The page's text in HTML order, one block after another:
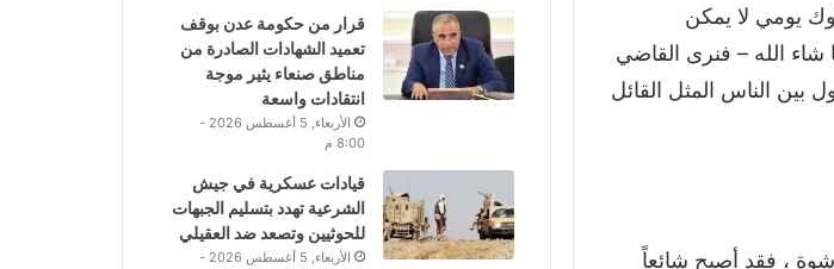
يومي لا يمكن
شاء الله – فنرى القاضي
الناس المثل القائل
، فقد أصبح شائعاً
قرار من حكومة عدن بوقف
تعميد الشهادات الصادرة من
مناطق صنعاء يثير موجة
انتقادات واسعة
الأربعاء, 5 أغسطس 2026 -
8:00 م
قيادات عسكرية في جيش
الشرعية تهدد بتسليم الجبهات
للحوثيين وتصعد ضد العقيلي
الأربعاء, 5 أغسطس 2026 -